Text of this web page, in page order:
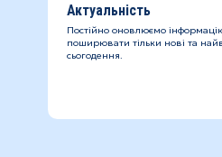
Актуальність
Постійно оновлюємо
поширювати тільки нові та
сьогодення.